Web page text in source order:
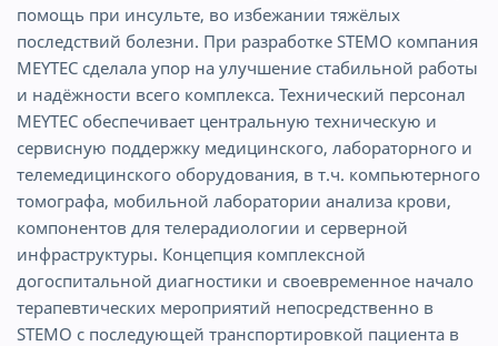
помощь при инсульте, во избежании тяжёлых
последствий болезни. При разработке STEMO компания
MEYTEC сделала упор на улучшение стабильной работы
и надёжности всего комплекса. Технический персонал
MEYTEC обеспечивает центральную техническую и
сервисную поддержку медицинского, лабораторного и
телемедицинского оборудования, в т.ч. компьютерного
томографа, мобильной лаборатории анализа крови,
компонентов для телерадиологии и серверной
инфраструктуры. Концепция комплексной
догоспитальной диагностики и своевременное начало
терапевтических мероприятий непосредственно в
STEMO с последующей транспортировкой пациента в